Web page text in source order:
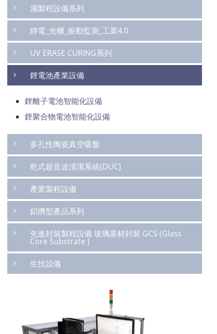
濕製程設備系列
靜電_光柵_振動監測_工業4.0
UV ERASE CURING系列
鋰電池產業設備
鋰離子電池智能化設備
鋰聚合物電池智能化設備
多孔性陶瓷真空吸盤
乾式超音波清潔系統(DUC)
產業製程設備
鋁擠型產品系列
先進封裝製程設備 玻璃基材封裝 GCS (Glass
Core Substrate )
生技設備